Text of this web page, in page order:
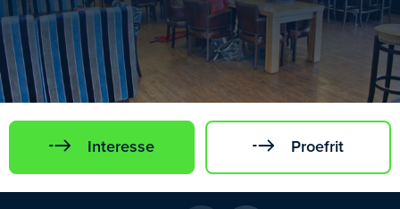
Interesse Proefrit